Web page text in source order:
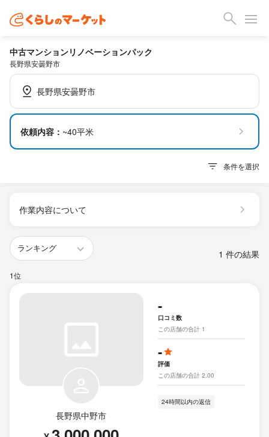
中古マンションリノベーションパック
長野県安曇野市
長野県安曇野市
依頼内容： ~40平米
条件を選択
作業内容について
1 件の結果
1位
長野県中野市
-
口コミ数
この店舗の合計 1
-
評価
この店舗の合計 2.00
24時間以内の返信